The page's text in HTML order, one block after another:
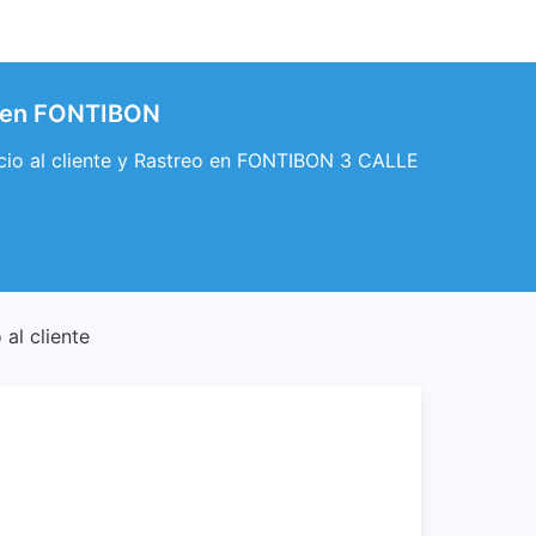
FONTIBON
al cliente y Rastreo en FONTIBON 3 CALLE
al cliente